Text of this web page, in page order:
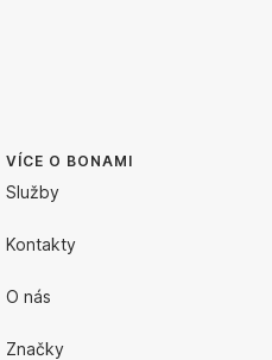
VÍCE O BONAMI
Služby
Kontakty
O nás
Značky